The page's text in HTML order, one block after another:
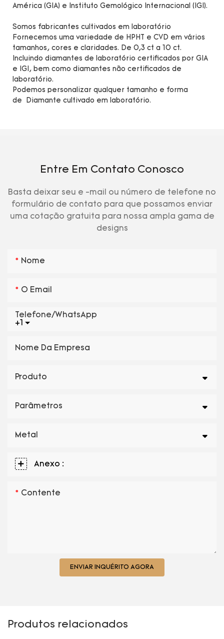
América (GIA) e Instituto Gemológico Internacional (IGI).
Somos fabricantes cultivados em laboratório
Fornecemos uma variedade de HPHT e CVD em vários
tamanhos, cores e claridades. De 0,3 ct a 10 ct.
Incluindo diamantes de laboratório certificados por GIA
e IGI, bem como diamantes não certificados de
laboratório.
Podemos personalizar qualquer tamanho e forma
de Diamante cultivado em laboratório.
Entre Em Contato Conosco
Basta deixar seu e -mail ou número de telefone no
formulário de contato para que possamos enviar
uma cotação gratuita para nossa ampla gama de
designs
Nome
O Email
+1
Telefone/WhatsApp
Nome Da Empresa
Produto
Parâmetros
Metal
Anexo :
Contente
ENVIAR INQUÉRITO AGORA
Produtos relacionados